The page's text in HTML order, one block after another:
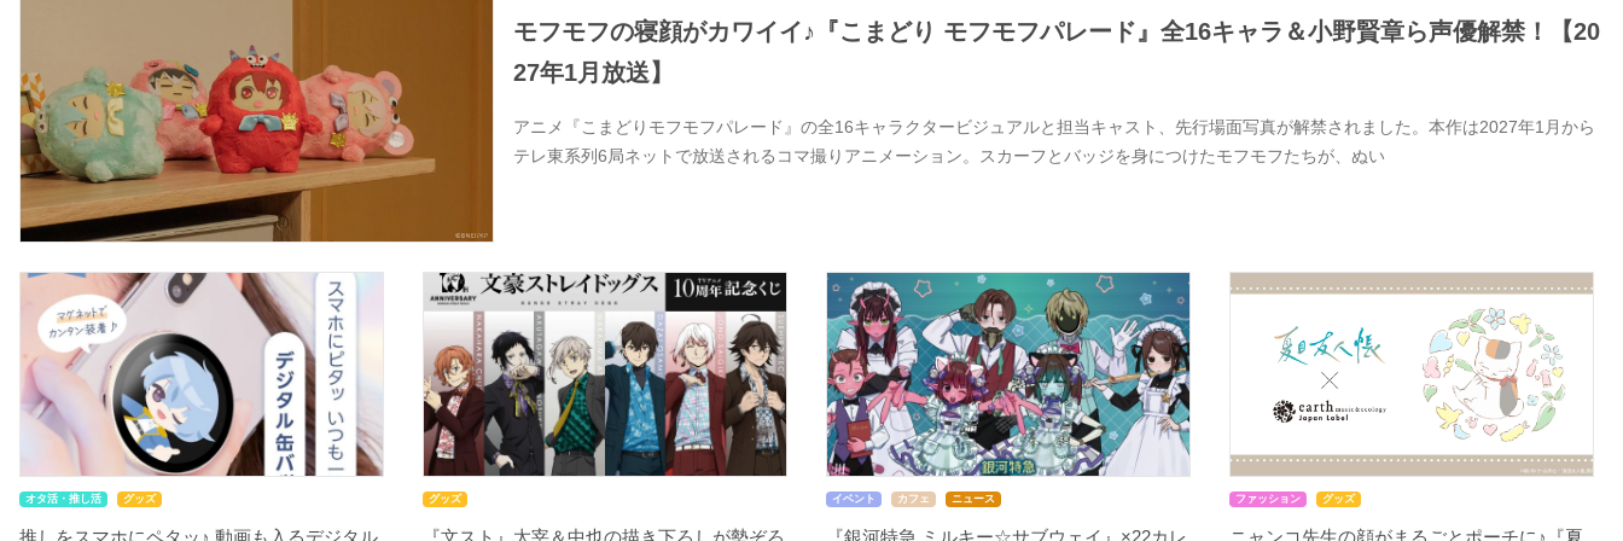
モフモフの寝顔がカワイイ♪『こまどり モフモフパレード』全16キャラ＆小野賢章ら声優解禁！【20
27年1月放送】
アニメ『こまどりモフモフパレード』の全16キャラクタービジュアルと担当キャスト、先行場面写真が解禁されました。本作は2027年1月から
テレ東系列6局ネットで放送されるコマ撮りアニメーション。スカーフとバッジを身につけたモフモフたちが、ぬい
オタ活・推し活 グッズ グッズ イベント カフェ ニュース ファッション グッズ